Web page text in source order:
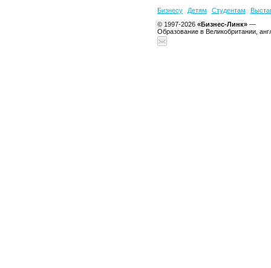
Бизнесу Детям Студентам
© 1997-2026 «Бизнес-Линк» —
Образование в Великобритании,